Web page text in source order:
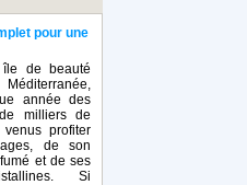
pour une
de beauté
année des
milliers de
venus profiter
de son
et de ses
Si